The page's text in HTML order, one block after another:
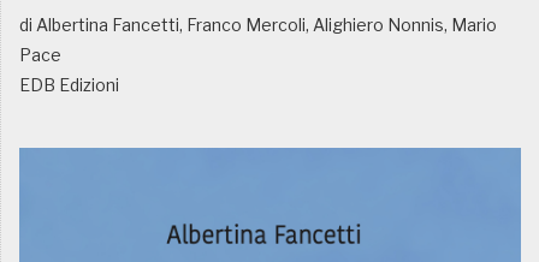
di Albertina Fancetti, Franco Mercoli, Alighiero Nonnis, Mario
Pace
EDB Edizioni